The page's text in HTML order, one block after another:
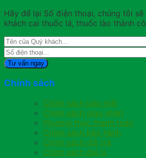
Hãy để lại Số điện thoại, chúng tôi
khách cai thuốc lá, thuốc lào thành
Chính sách
Chính sách bảo mật
Chính sách giao nhận
Phương thức thanh toán
Chính sách bảo hành
Chính sách đổi trả
Chính sách đại lý